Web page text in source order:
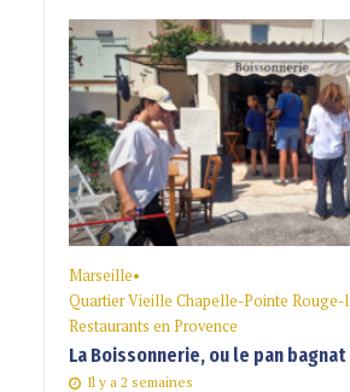
Marseille•
Quartier Vieille Chapelle-Pointe Rouge-
Restaurants en Provence
La Boissonnerie, ou le pan
Il y a 2 semaines